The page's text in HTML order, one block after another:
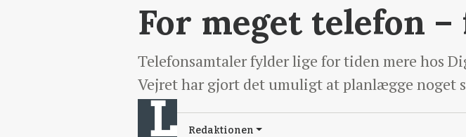
For meget telefon
Telefonsamtaler fylder lige for tiden mere hos
Vejret har gjort det umuligt at planlægge noget
Redaktionen